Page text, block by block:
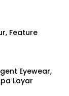
Feature
Eyewear,
Layar